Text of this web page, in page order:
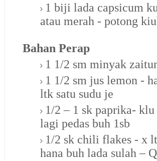
1 biji lada capsicum
atau merah - potong
Bahan Perap
1 1/2 sm minyak
1 1/2 sm jus lemon -
ltk satu sudu je
1/2 – 1 sk paprika- klu
lagi pedas buh 1sb
1/2 sk chili flakes - x
hana buh lada sulah –